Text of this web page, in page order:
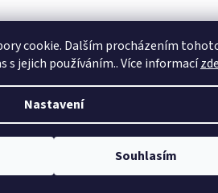
cookie. Dalším procházením
s jejich používáním.. Více informací
Nastavení
Souhlasím